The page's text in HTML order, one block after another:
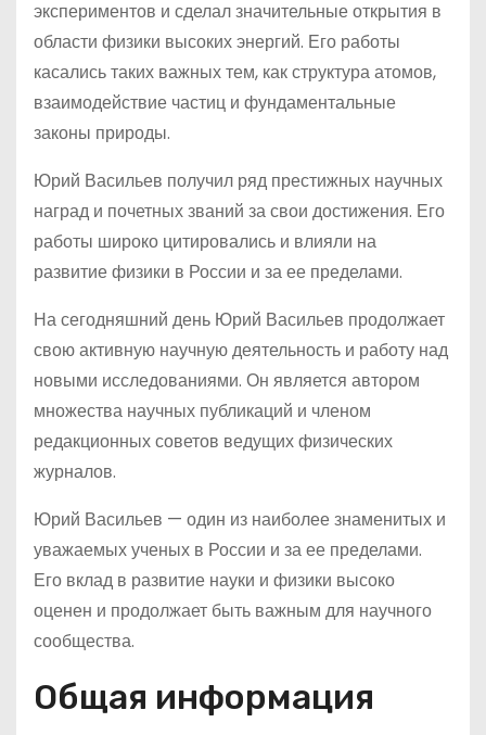
экспериментов и сделал значительные открытия в
области физики высоких энергий. Его работы
касались таких важных тем, как структура атомов,
взаимодействие частиц и фундаментальные
законы природы.
Юрий Васильев получил ряд престижных научных
наград и почетных званий за свои достижения. Его
работы широко цитировались и влияли на
развитие физики в России и за ее пределами.
На сегодняшний день Юрий Васильев продолжает
свою активную научную деятельность и работу над
новыми исследованиями. Он является автором
множества научных публикаций и членом
редакционных советов ведущих физических
журналов.
Юрий Васильев — один из наиболее знаменитых и
уважаемых ученых в России и за ее пределами.
Его вклад в развитие науки и физики высоко
оценен и продолжает быть важным для научного
сообщества.
Общая информация